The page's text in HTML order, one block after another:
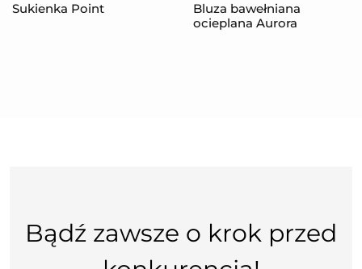
Sukienka Point
Bluza bawełniana
ocieplana Aurora
Bądź zawsze o krok przed